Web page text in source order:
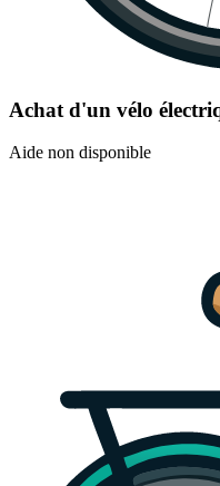
Achat d'un vélo
Aide non disponible